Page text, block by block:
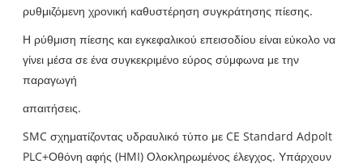
ρυθμιζόμενη χρονική καθυστέρηση συγκράτησης πίεσης.
Η ρύθμιση πίεσης και εγκεφαλικού επεισοδίου είναι εύκολο να
γίνει μέσα σε ένα συγκεκριμένο εύρος σύμφωνα με την
παραγωγή
απαιτήσεις.
SMC σχηματίζοντας υδραυλικό τύπο με CE Standard Adpolt
PLC+Οθόνη αφής (HMI) Ολοκληρωμένος έλεγχος. Υπάρχουν